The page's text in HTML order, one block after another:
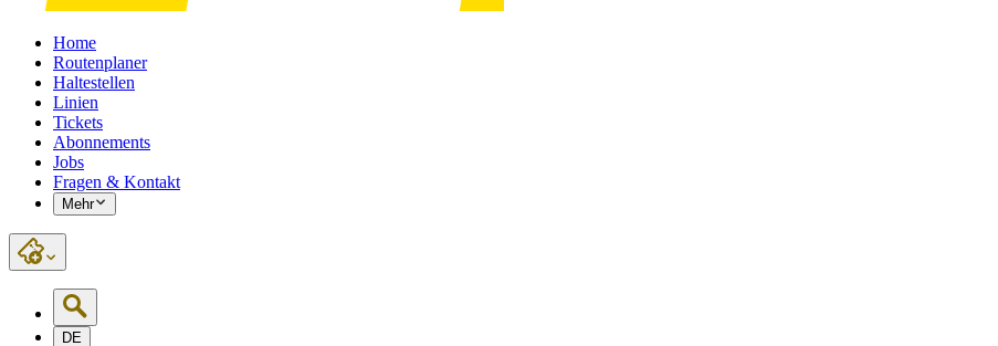
Home
Routenplaner
Haltestellen
Linien
Tickets
Abonnements
Jobs
Fragen & Kontakt
Mehr
DE